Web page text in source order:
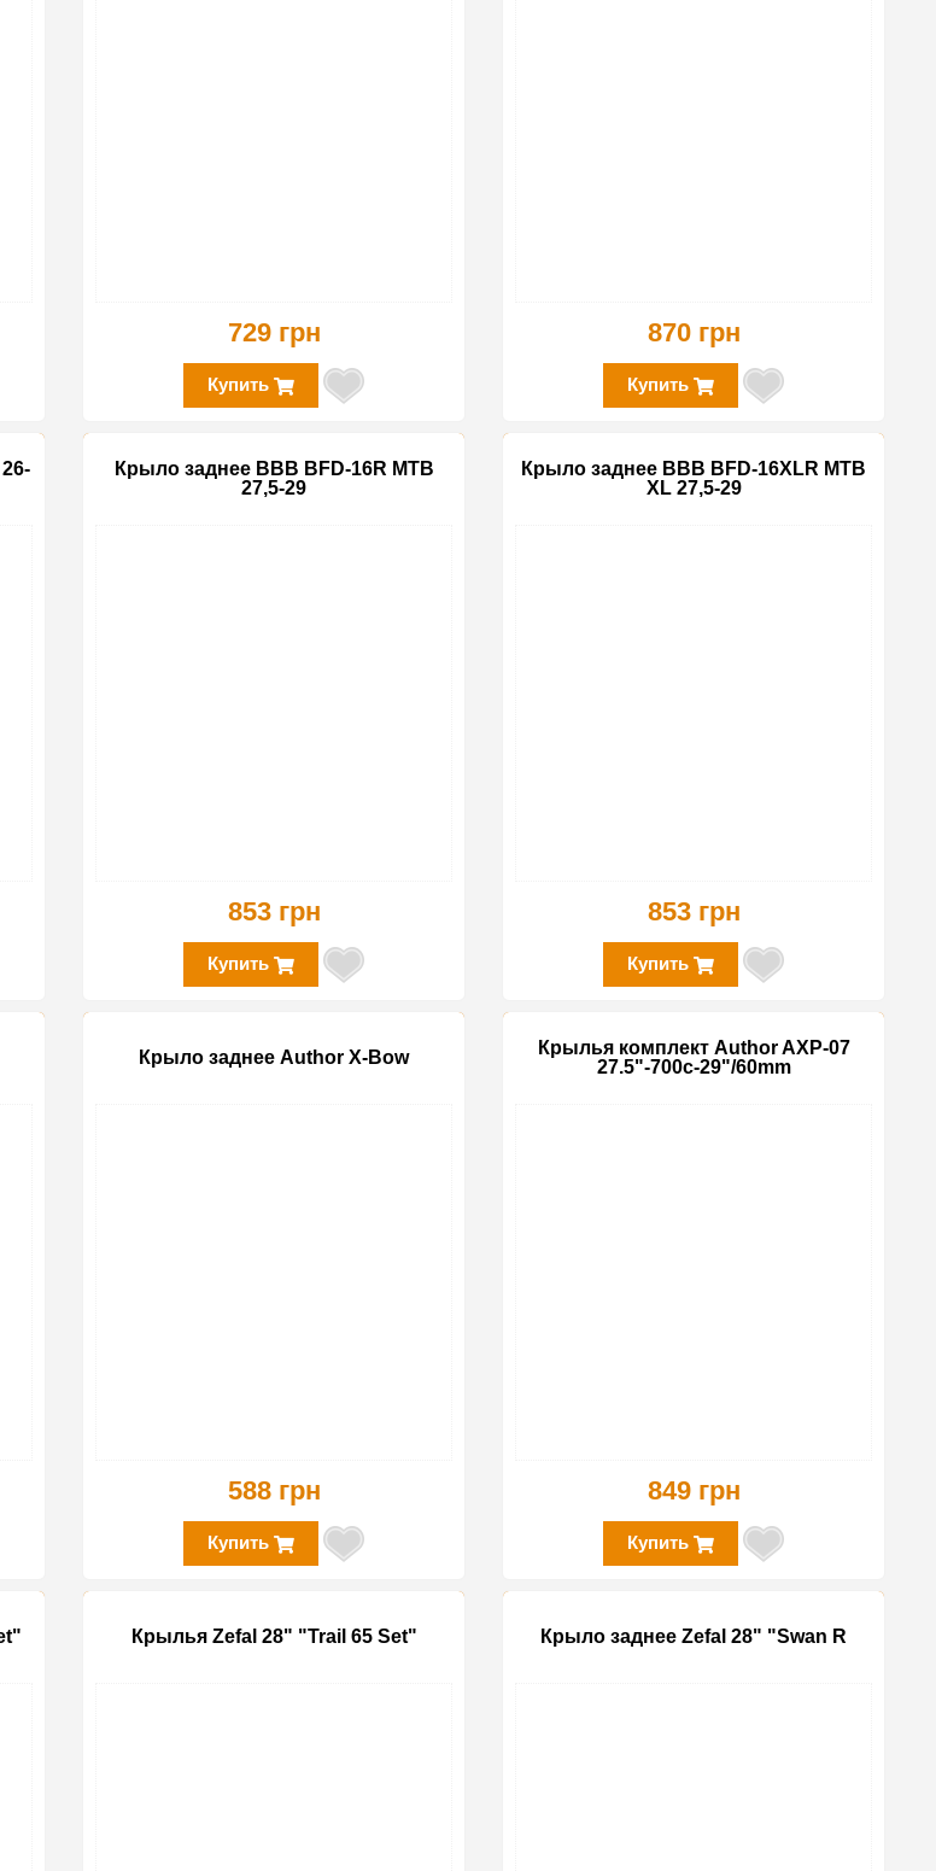
729 грн
Купить
870 грн
Купить
Крыло заднее BBB BFD-16R MTB
27,5-29
853 грн
Купить
Крыло заднее BBB BFD-16XLR MTB
XL 27,5-29
853 грн
Купить
Крыло заднее Author X-Bow
588 грн
Купить
Крылья комплект Author AXP-07
27.5"-700c-29"/60mm
849 грн
Купить
Крылья Zefal 28" "Trail 65 Set" Крыло заднее Zefal 28" "Swan R